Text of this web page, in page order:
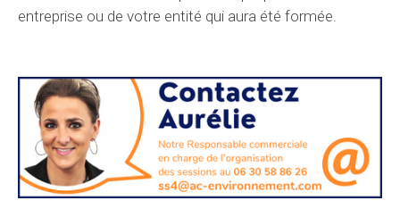
entreprise ou de votre entité qui aura été formée.